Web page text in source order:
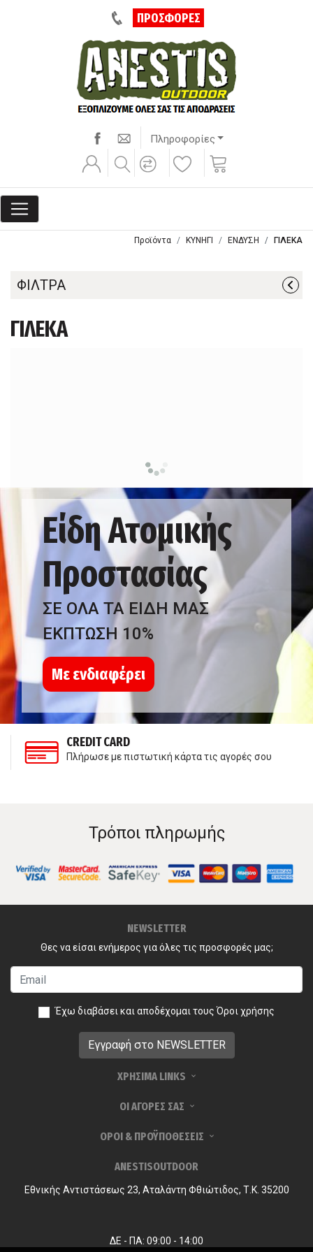
ΠΡΟΣΦΟΡΕΣ
Πληροφορίες
Προϊόντα ΚΥΝΗΓΙ ΕΝΔΥΣΗ ΓΙΛΕΚΑ
ΦΙΛΤΡΑ
ΓΙΛΕΚΑ
Είδη Ατομικής
Προστασίας
ΣΕ ΟΛΑ ΤΑ ΕΙΔΗ ΜΑΣ
ΕΚΠΤΩΣΗ 10%
Με ενδιαφέρει
CREDIT CARD
Πλήρωσε με πιστωτική κάρτα τις αγορές σου
Τρόποι πληρωμής
NEWSLETTER
Θες να είσαι ενήμερος για όλες τις προσφορές μας;
Έχω διαβάσει και αποδέχομαι τους Όροι χρήσης
ΧΡΗΣΙΜΑ LINKS
ΟΙ ΑΓΟΡΕΣ ΣΑΣ
ΟΡΟΙ & ΠΡΟΫΠΟΘΕΣΕΙΣ
ANESTISOUTDOOR
Εθνικής Αντιστάσεως 23, Αταλάντη Φθιώτιδος, Τ.Κ. 35200
ΔΕ - ΠΑ: 09:00 - 14:00